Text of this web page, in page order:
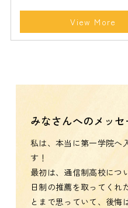
View More
みなさんへのメッセ
私は、本当に第一学院へ
す！
最初は、通信制高校につ
日制の推薦を取ってくれ
とまで思っていて、後悔